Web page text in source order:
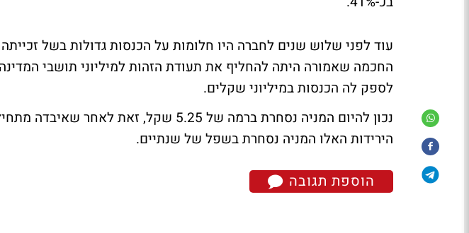
עוד לפני שלוש שנים לחברה היו חלומות על הכנסות גדולות בשל
החכמה שאמורה היתה להחליף את תעודת הזהות למיליוני תושבי
לספק לה הכנסות במיליוני שקלים.
הירידות האלו המניה נסחרת בשפל של שנתיים.
הוספת תגובה